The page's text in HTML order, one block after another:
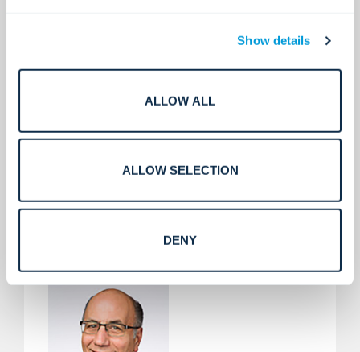
Show details
ALLOW ALL
ALLOW SELECTION
DENY
toimitusjohtajana ja hallituksen puheenjohtajana
Orange Countyn, Amneal Pharmaceuticalsin,
Metal Era Roofingin ja Inventuksen
tuomioistuimen nimittämien erityisedustajien
kandidaatin tutkinto Washingtonin